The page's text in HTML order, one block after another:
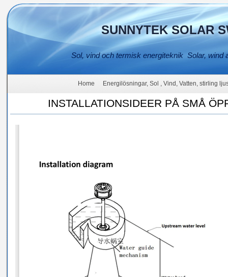
SUNNYTEK SOLAR
Sol, vind och termisk energiteknik Solar, wind
Home Energilösningar, Sol , Vind, Vatten, stirling
INSTALLATIONSIDEER PÅ SMÅ